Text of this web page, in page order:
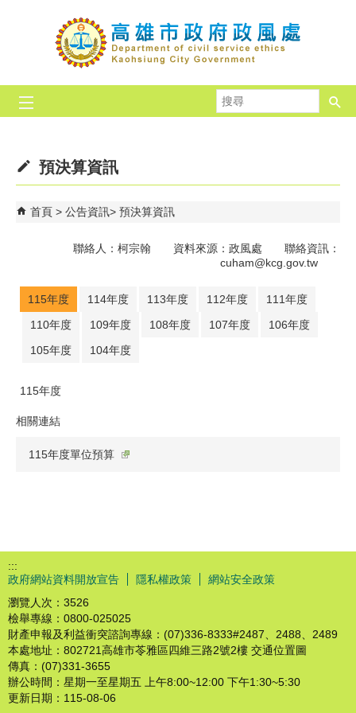
跳到主要內容區塊
尋
預決算資訊
首頁 公告資訊 預決算資訊
聯絡人：柯宗翰 資料來源：政風處 聯絡資訊：
cuham@kcg.gov.tw
115年度 114年度 113年度 112年度
111年度
110年度
109年度 108年度 107年度
106年度
105年度
104年度
115年度
相關連結
115年度單位預算
:::
政府網站資料開放宣告
隱私權政策
網站安全政策
瀏覽人次： 3526
檢舉專線：0800-025025
財產申報及利益衝突諮詢專線：(07)336-8333#2487、2488、2489
本處地址：802721高雄市苓雅區四維三路2號2樓 交通位置圖
傳真：(07)331-3655
辦公時間：星期一至星期五 上午8:00~12:00 下午1:30~5:30
更新日期： 115-08-06